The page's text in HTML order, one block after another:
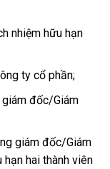
nhiệm hữu hạn
ty cổ phần;
đốc/Giám
giám đốc/Giám
hai thành viên